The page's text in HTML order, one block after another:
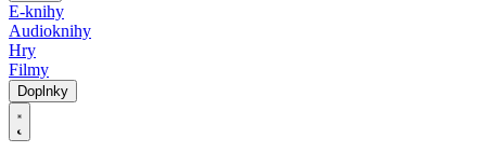
E-knihy
Audioknihy
Hry
Filmy
Doplnky